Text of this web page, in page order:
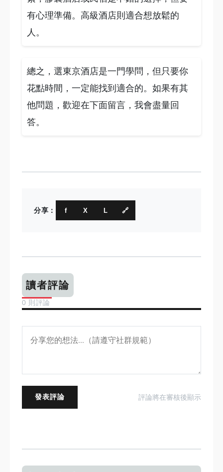
有心理準備。高級酒店則適合想放鬆的
人。
總之，選東京酒店是一門學問，但只要你
花點時間，一定能找到適合的。如果有其
他問題，歡迎在下面留言，我會盡量回
答。
分享： f X L 🔗
讀者評論
0 則評論
發表評論 評論將在審核後顯示